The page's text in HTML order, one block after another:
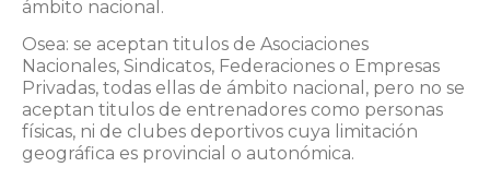
ámbito nacional.
Osea: se aceptan titulos de Asociaciones
Nacionales, Sindicatos, Federaciones o Empresas
Privadas, todas ellas de ámbito nacional, pero no se
aceptan titulos de entrenadores como personas
físicas, ni de clubes deportivos cuya limitación
geográfica es provincial o autonómica.